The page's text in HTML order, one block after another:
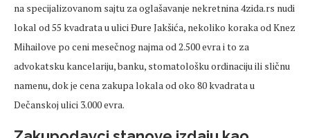
na specijalizovanom sajtu za oglašavanje nekretnina 4zida.rs nudi
lokal od 55 kvadrata u ulici Đure Jakšića, nekoliko koraka od Knez
Mihailove po ceni mesečnog najma od 2.500 evra i to za
advokatsku kancelariju, banku, stomatološku ordinaciju ili sličnu
namenu, dok je cena zakupa lokala od oko 80 kvadrata u
Dečanskoj ulici 3.000 evra.